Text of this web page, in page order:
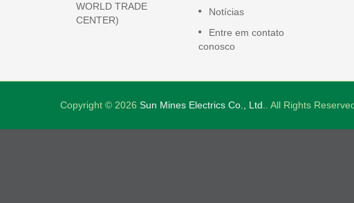
WORLD TRADE
CENTER)
Notícias
Entre em contato
conosco
Copyright © 2026 Sun Mines Electrics Co., Ltd.. All Rights